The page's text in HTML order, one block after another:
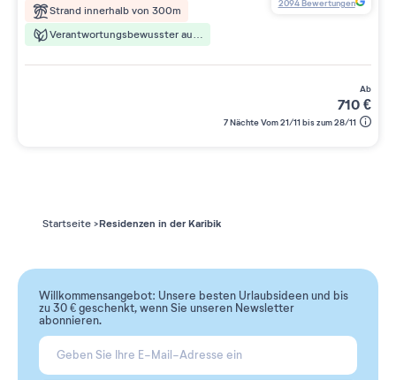
Strand innerhalb von 300m
2094Bewertungen
ab
710€
7 Nächte Vom 21/11 bis zum 28/11
Startseite Residenzen in der Karibik
Willkommensangebot: Unsere besten Urlaubsideen und bis
zu 30 € geschenkt, wenn Sie unseren Newsletter
abonnieren.